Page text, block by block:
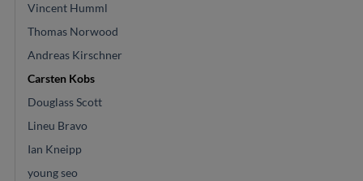
Vincent Humml
Thomas Norwood
Andreas Kirschner
Carsten Kobs
Douglass Scott
Lineu Bravo
Ian Kneipp
young seo